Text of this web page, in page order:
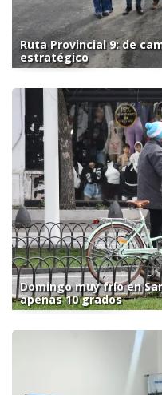
Ruta Provincial 9: de
estratégico
Domingo muy frío en
apenas 10 grados